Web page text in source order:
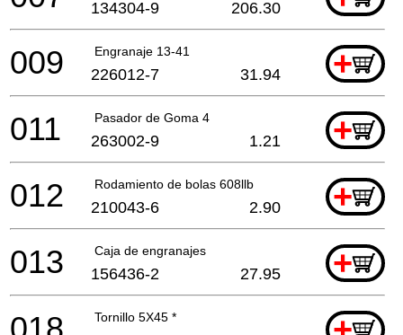
134304-9 206.30
Engranaje 13-41 +
009 226012-7 31.94
Pasador de Goma 4 +
011 263002-9 1.21
Rodamiento de bolas 608llb +
012 210043-6 2.90
Caja de engranajes +
013 156436-2 27.95
Tornillo 5X45 *